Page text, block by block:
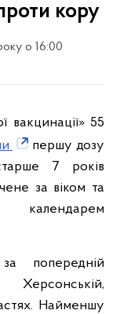
кору
о 16:00
вакцинації» 55
першу дозу
7 років
за віком та
календарем
попередній
Найменшу